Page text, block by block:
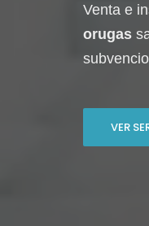
Venta e
orugas
VER